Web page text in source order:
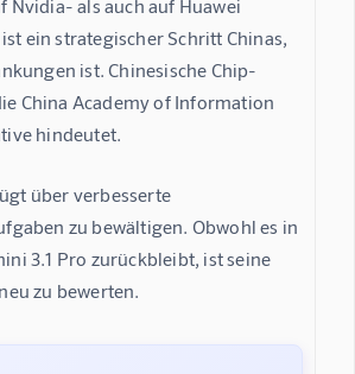
Nvidia- als auch auf Huawei
ein strategischer Schritt Chinas,
ist. Chinesische Chip-
China Academy of Information
hindeutet.
über verbesserte
zu bewältigen. Obwohl es in
3.1 Pro zurückbleibt, ist seine
zu bewerten.